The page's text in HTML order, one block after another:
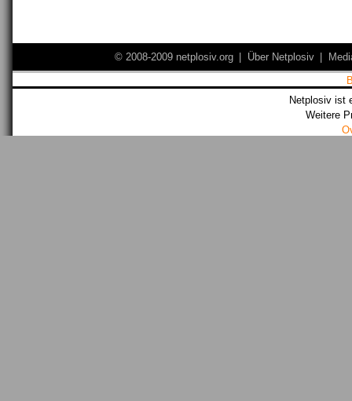
© 2008-2009 netplosiv.org Über Netplosiv
Netplosiv ist
Weitere